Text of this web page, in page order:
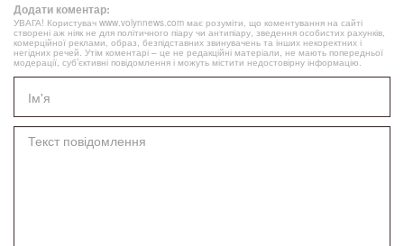
Додати коментар:
УВАГА! Користувач www.volynnews.com має розуміти, що коментування на сайті
створені аж ніяк не для політичного піару чи антипіару, зведення особистих рахунків,
комерційної реклами, образ, безпідставних звинувачень та інших некоректних і
негідних речей. Утім коментарі – це не редакційні матеріали, не мають попередньої
модерації, суб’єктивні повідомлення і можуть містити недостовірну інформацію.